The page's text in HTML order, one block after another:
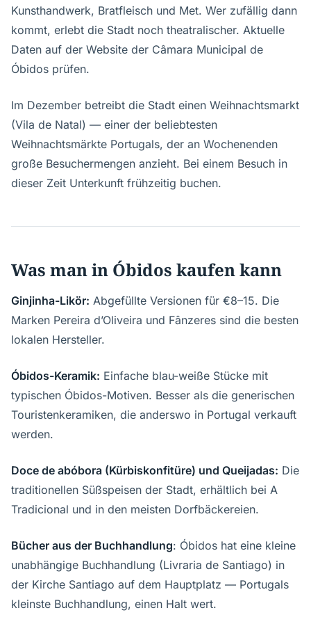
Kunsthandwerk, Bratfleisch und Met. Wer zufällig dann
kommt, erlebt die Stadt noch theatralischer. Aktuelle
Daten auf der Website der Câmara Municipal de
Óbidos prüfen.
Im Dezember betreibt die Stadt einen Weihnachtsmarkt
(Vila de Natal) — einer der beliebtesten
Weihnachtsmärkte Portugals, der an Wochenenden
große Besuchermengen anzieht. Bei einem Besuch in
dieser Zeit Unterkunft frühzeitig buchen.
Was man in Óbidos kaufen kann
Ginjinha-Likör: Abgefüllte Versionen für €8–15. Die
Marken Pereira d’Oliveira und Fânzeres sind die besten
lokalen Hersteller.
Óbidos-Keramik: Einfache blau-weiße Stücke mit
typischen Óbidos-Motiven. Besser als die generischen
Touristenkeramiken, die anderswo in Portugal verkauft
werden.
Doce de abóbora (Kürbiskonfitüre) und Queijadas: Die
traditionellen Süßspeisen der Stadt, erhältlich bei A
Tradicional und in den meisten Dorfbäckereien.
Bücher aus der Buchhandlung: Óbidos hat eine kleine
unabhängige Buchhandlung (Livraria de Santiago) in
der Kirche Santiago auf dem Hauptplatz — Portugals
kleinste Buchhandlung, einen Halt wert.